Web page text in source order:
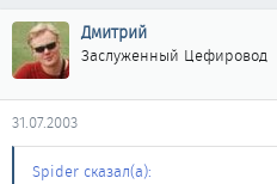
Дмитрий
Заслуженный Цефировод
31.07.2003
Spider сказал(а):